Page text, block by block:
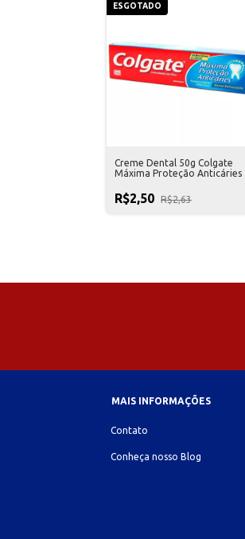
ESGOTADO
Creme Dental 50g Colgate
Máxima Proteção Anticáries
R$2,50 R$2,63
MAIS INFORMAÇÕES
Contato
Conheça nosso Blog